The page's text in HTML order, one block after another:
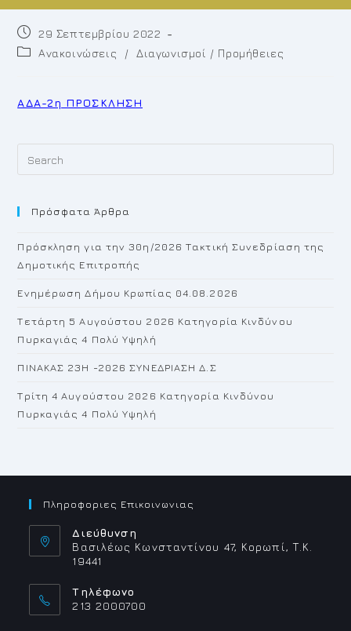
Post
published:
29 Σεπτεμβρίου 2022
PostΑνακοινώσεις / Διαγωνισμοί / Προμήθειες
ΑΔΑ-2η ΠΡΟΣΚΛΗΣΗ
Πρόσφατα Άρθρα
Πρόσκληση για την 30η/2026 Τακτική Συνεδρίαση της
Δημοτικής Επιτροπής
Ενημέρωση Δήμου Κρωπίας 04.08.2026
Τετάρτη 5 Αυγούστου 2026 Κατηγορία Κινδύνου
Πυρκαγιάς 4 Πολύ Υψηλή
ΠΙΝΑΚΑΣ 23H -2026 ΣΥΝΕΔΡΙΑΣΗ Δ.Σ
Τρίτη 4 Αυγούστου 2026 Κατηγορία Κινδύνου
Πυρκαγιάς 4 Πολύ Υψηλή
Πληροφοριες Επικοινωνιας
Διεύθυνση
Βασιλέως Κωνσταντίνου 47, Κορωπί, Τ.Κ.
19441
Τηλέφωνο
213 2000700